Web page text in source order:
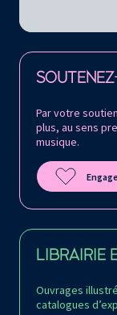
Par votre
plus, au sens
musique.
LIBRAIRIE
Ouvrages
catalogues
Retrouvez la